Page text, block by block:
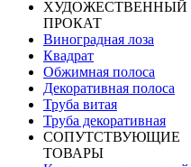
ХУДОЖЕСТВЕННЫЙ
ПРОКАТ
Виноградная лоза
Квадрат
Обжимная полоса
Декоративная полоса
Труба витая
Труба декоративная
СОПУТСТВУЮЩИЕ
ТОВАРЫ